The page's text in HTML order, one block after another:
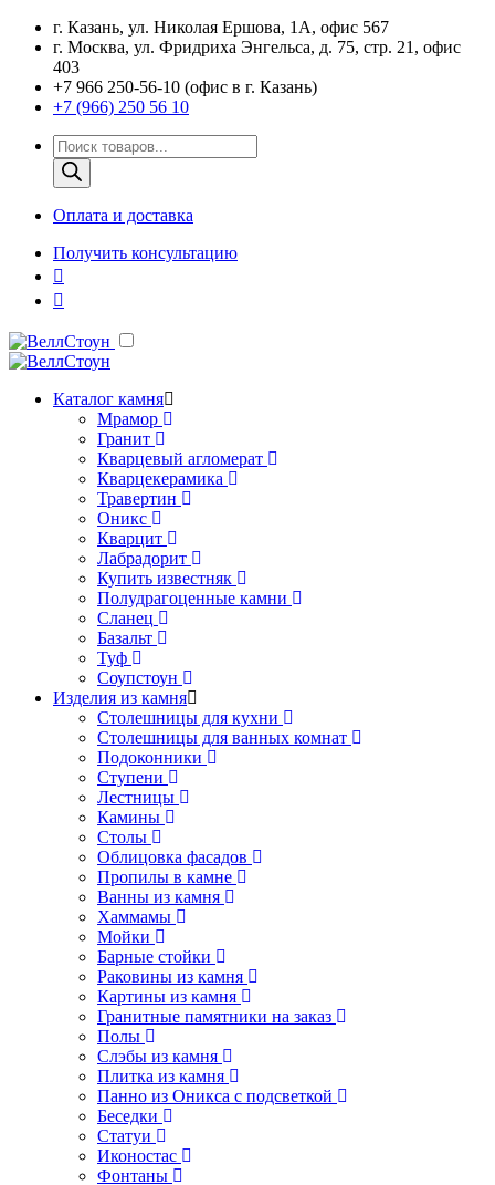
г. Казань, ул. Николая Ершова, 1А, офис 567
г. Москва, ул. Фридриха Энгельса, д. 75, стр. 21, офис
403
+7 966 250-56-10 (офис в г. Казань)
+7 (966) 250 56 10
Поиск
товаров
Оплата и доставка
Получить консультацию
Каталог камня
Мрамор
Гранит
Кварцевый агломерат
Кварцекерамика
Травертин
Оникс
Кварцит
Лабрадорит
Купить известняк
Полудрагоценные камни
Сланец
Базальт
Туф
Соупстоун
Изделия из камня
Столешницы для кухни
Столешницы для ванных комнат
Подоконники
Ступени
Лестницы
Камины
Столы
Облицовка фасадов
Пропилы в камне
Ванны из камня
Хаммамы
Мойки
Барные стойки
Раковины из камня
Картины из камня
Гранитные памятники на заказ
Полы
Слэбы из камня
Плитка из камня
Панно из Оникса с подсветкой
Беседки
Статуи
Иконостас
Фонтаны